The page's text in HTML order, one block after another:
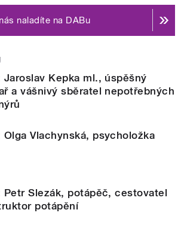
naladíte na DABu
Jaroslav Kepka ml., úspěšný
a vášnivý sběratel nepotřebných
Olga Vlachynská, psycholožka
Petr Slezák, potápěč, cestovatel
potápění